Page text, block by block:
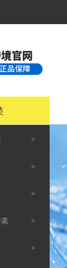
>
>
>
>
>